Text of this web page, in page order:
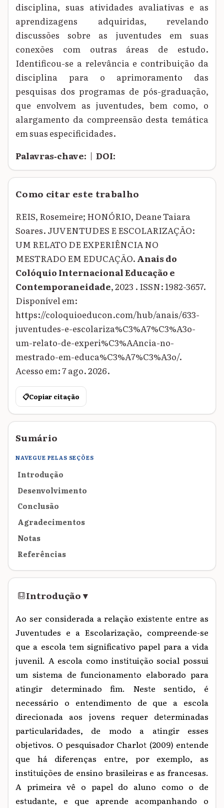
disciplina, suas atividades avaliativas e as
aprendizagens adquiridas, revelando
discussões sobre as juventudes em suas
conexões com outras áreas de estudo.
Identificou-se a relevância e contribuição da
disciplina para o aprimoramento das
pesquisas dos programas de pós-graduação,
que envolvem as juventudes, bem como, o
alargamento da compreensão desta temática
em suas especificidades.
Palavras‑chave: | DOI:
Como citar este trabalho
REIS, Rosemeire; HONÓRIO, Deane Taiara
Soares. JUVENTUDES E ESCOLARIZAÇÃO:
UM RELATO DE EXPERIÊNCIA NO
MESTRADO EM EDUCAÇÃO. Anais do
Colóquio Internacional Educação e
Contemporaneidade, 2023 . ISSN: 1982-3657.
Disponível em:
https://coloquioeducon.com/hub/anais/633-
juventudes-e-escolariza%C3%A7%C3%A3o-
um-relato-de-experi%C3%AAncia-no-
mestrado-em-educa%C3%A7%C3%A3o/.
Acesso em: 7 ago. 2026.
📋Copiar citação
Sumário
NAVEGUE PELAS SEÇÕES
Introdução
Desenvolvimento
Conclusão
Agradecimentos
Notas
Referências
Introdução▾
Ao ser considerada a relação existente entre as
Juventudes e a Escolarização, compreende-se
que a escola tem significativo papel para a vida
juvenil. A escola como instituição social possui
um sistema de funcionamento elaborado para
atingir determinado fim. Neste sentido, é
necessário o entendimento de que a escola
direcionada aos jovens requer determinadas
particularidades, de modo a atingir esses
objetivos. O pesquisador Charlot (2009) entende
que há diferenças entre, por exemplo, as
instituições de ensino brasileiras e as francesas.
A primeira vê o papel do aluno como o de
estudante, e que aprende acompanhando o